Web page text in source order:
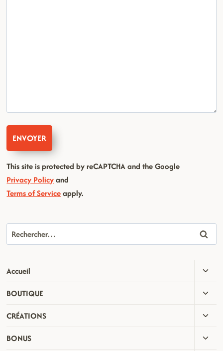
This site is protected by reCAPTCHA and the Google
Privacy Policyand
Terms of Serviceapply.
Rechercher :
Accueil
MENU
BOUTIQUE
MENU
CRÉATIONS
MENU
BONUS